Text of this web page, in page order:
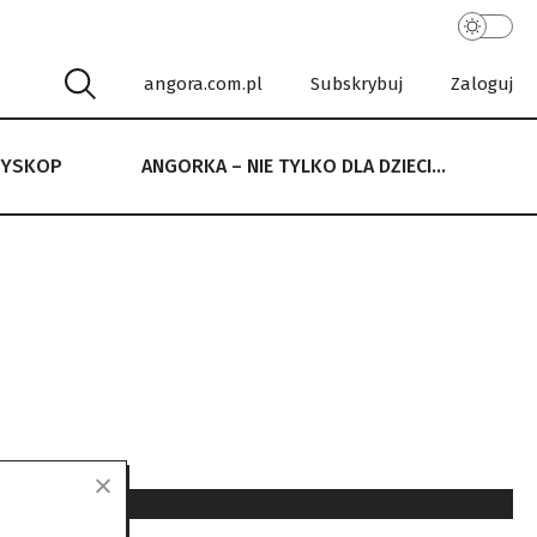
angora.com.pl Subskrybuj Zaloguj
ANGORKA – NIE TYLKO DLA DZIECI…
NIE TYLKO DLA DZIECI…